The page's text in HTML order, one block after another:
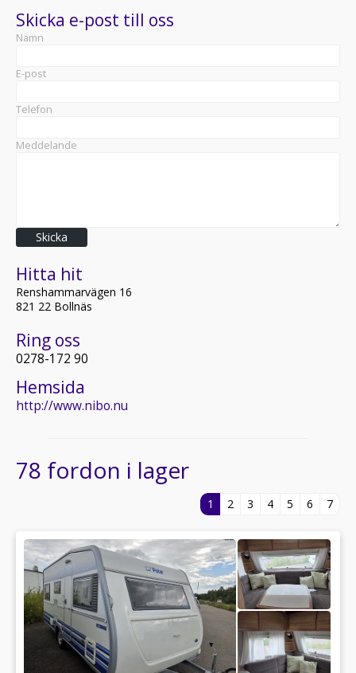
Skicka e-post till oss
Namn
E-post
Telefon
Meddelande
Skicka
Hitta hit
Renshammarvägen 16
821 22 Bollnäs
Ring oss
0278-172 90
Hemsida
http://www.nibo.nu
78 fordon i lager
1 2 3 4 5 6 7